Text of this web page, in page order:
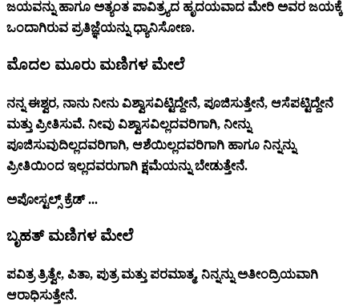
ಜಯವನ್ನು ಹಾಗೂ ಅತ್ಯಂತ ಪಾವಿತ್ರ್ಯದ ಹೃದಯವಾದ ಮೇರಿ ಅವರ ಜಯಕ್ಕೆ
ಒಂದಾಗಿರುವ ಪ್ರತಿಜ್ಞೆಯನ್ನು ಧ್ಯಾನಿಸೋಣ.
ಮೊದಲ ಮೂರು ಮಣಿಗಳ ಮೇಲೆ
ನನ್ನ ಈಶ್ವರ, ನಾನು ನೀನು ವಿಶ್ವಾಸವಿಟ್ಟಿದ್ದೇನೆ, ಪೂಜಿಸುತ್ತೇನೆ, ಆಸೆಪಟ್ಟಿದ್ದೇನೆ
ಮತ್ತು ಪ್ರೀತಿಸುವೆ. ನೀವು ವಿಶ್ವಾಸವಿಲ್ಲದವರಿಗಾಗಿ, ನೀನ್ನು
ಪೂಜಿಸುವುದಿಲ್ಲದವರಿಗಾಗಿ, ಆಶೆಯಿಲ್ಲದವರಿಗಾಗಿ ಹಾಗೂ ನಿನ್ನನ್ನು
ಪ್ರೀತಿಯಿಂದ ಇಲ್ಲದವರುಗಾಗಿ ಕ್ಷಮೆಯನ್ನು ಬೇಡುತ್ತೇನೆ.
ಅಪೋಸ್ಟಲ್ಸ್ ಕ್ರೆಡ್ ...
ಬೃಹತ್ ಮಣಿಗಳ ಮೇಲೆ
ಪವಿತ್ರ ತ್ರಿತ್ವೇ, ಪಿತಾ, ಪುತ್ರ ಮತ್ತು ಪರಮಾತ್ಮ, ನಿನ್ನನ್ನು ಅತೀಂದ್ರಿಯವಾಗಿ
ಆರಾಧಿಸುತ್ತೇನೆ.